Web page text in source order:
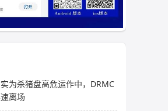
为杀猪盘高危运作中，DRMC
离场